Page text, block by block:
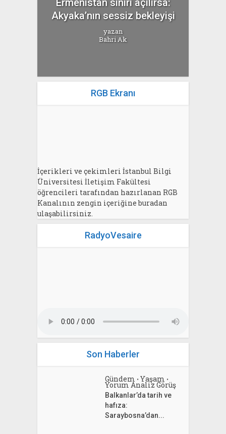
Ermenistan sınırı açılırsa:
Akyaka’nın sessiz bekleyişi
yazan
Bahri Ak
RGB Ekranı
İçerikleri ve çekimleri İstanbul Bilgi
Üniversitesi İletişim Fakültesi
öğrencileri tarafından hazırlanan RGB
Kanalının zengin içeriğine buradan
ulaşabilirsiniz.
RadyoVesaire
Son Haberler
Gündem • Yaşam •
Yorum Analiz Görüş
Balkanlar’da tarih ve
hafıza:
Saraybosna’dan...